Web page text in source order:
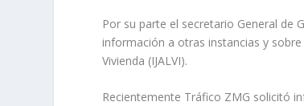
Por su parte el secretario General de
información a otras instancias y
Vivienda (IJALVI).
Recientemente Tráfico ZMG solicitó